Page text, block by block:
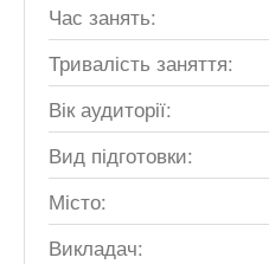
Час занять:
Тривалість заняття:
Вік аудиторії:
Вид підготовки:
Місто:
Викладач: